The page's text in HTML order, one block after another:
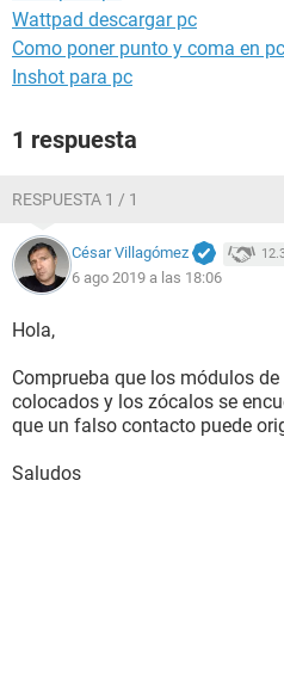
Wattpad descargar pc
Como poner punto y coma en pc
Inshot para pc
1 respuesta
RESPUESTA 1 / 1
César Villagómez
6 ago 2019 a las 18:06
Hola,
Comprueba que los módulos
colocados y los zócalos se
que un falso contacto puede
Saludos